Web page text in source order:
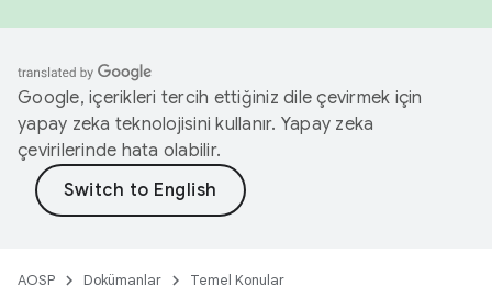
Google, içerikleri tercih ettiğiniz dile çevirmek için
yapay zeka teknolojisini kullanır. Yapay zeka
çevirilerinde hata olabilir.
AOSP Dokümanlar Temel Konular